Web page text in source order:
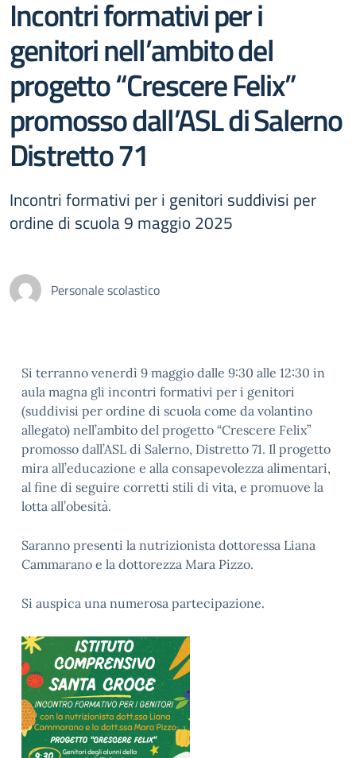
Incontri formativi per i
genitori nell’ambito del
progetto “Crescere Felix”
promosso dall’ASL di Salerno
Distretto 71
Incontri formativi per i genitori suddivisi per
ordine di scuola 9 maggio 2025
Personale scolastico
Si terranno venerdì 9 maggio dalle 9:30 alle 12:30 in
aula magna gli incontri formativi per i genitori
(suddivisi per ordine di scuola come da volantino
allegato) nell’ambito del progetto “Crescere Felix”
promosso dall’ASL di Salerno, Distretto 71. Il progetto
mira all’educazione e alla consapevolezza alimentari,
al fine di seguire corretti stili di vita, e promuove la
lotta all’obesità.
Saranno presenti la nutrizionista dottoressa Liana
Cammarano e la dottorezza Mara Pizzo.
Si auspica una numerosa partecipazione.